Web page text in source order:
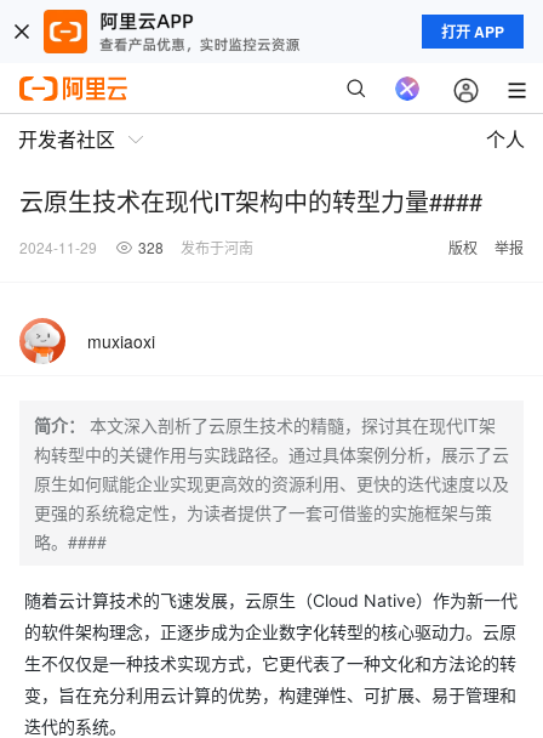
打开 APP
开发者社区 个人
云原生技术在现代IT架构中的转型力量####
2024-11-29 328 发布于河南 版权 举报
muxiaoxi
简介：
本文深入剖析了云原生技术的精髓，探讨其在现代IT架
构转型中的关键作用与实践路径。通过具体案例分析，展示了云
原生如何赋能企业实现更高效的资源利用、更快的迭代速度以及
更强的系统稳定性，为读者提供了一套可借鉴的实施框架与策
略。####
随着云计算技术的飞速发展，云原生（Cloud Native）作为新一代
的软件架构理念，正逐步成为企业数字化转型的核心驱动力。云原
生不仅仅是一种技术实现方式，它更代表了一种文化和方法论的转
变，旨在充分利用云计算的优势，构建弹性、可扩展、易于管理和
迭代的系统。